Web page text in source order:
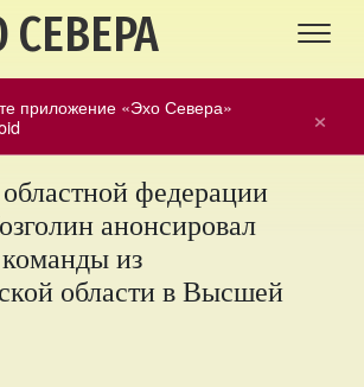
СЕВЕРА
×
приложение «Эхо Севера»
федерации
анонсировал
из
области в Высшей